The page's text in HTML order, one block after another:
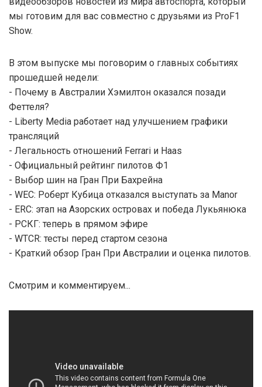
мы готовим для вас совместно с друзьями из ProF1
Show.
В этом выпуске мы поговорим о главных событиях
прошедшей недели:
- Почему в Австралии Хэмилтон оказался позади
Феттеля?
- Liberty Media работает над улучшением графики
трансляций
- Легальность отношений Ferrari и Haas
- Официальный рейтинг пилотов Ф1
- Выбор шин на Гран При Бахрейна
- WEC: Роберт Кубица отказался выступать за Manor
- ERC: этап на Азорских островах и победа Лукьянюка
- РСКГ: теперь в прямом эфире
- WTCR: тесты перед стартом сезона
- Краткий обзор Гран При Австралии и оценка пилотов.
Смотрим и комментируем...